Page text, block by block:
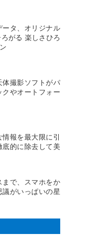
タ、オリジナル
がる 楽しさひろ
撮影ソフトがパ
やオートフォー
報を最大限に引
的に除去して美
で、スマホをか
がいっぱいの星